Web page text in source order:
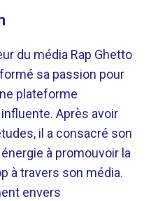
du média Rap Ghetto
sa passion pour
plateforme
Après avoir
il a consacré son
à promouvoir la
à travers son média.
envers